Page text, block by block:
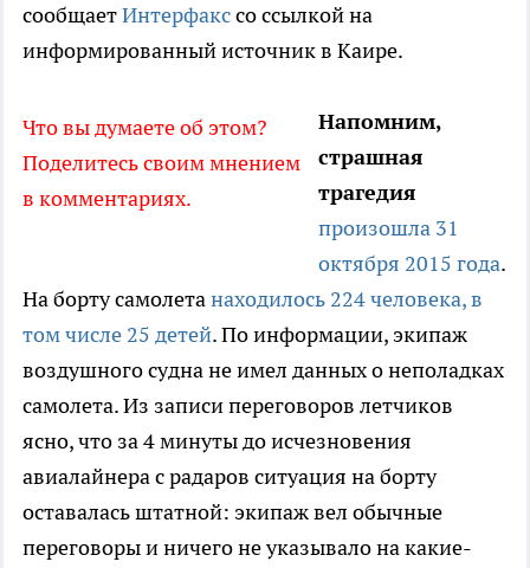
сообщаетИнтерфакссо ссылкой на
информированный источник в Каире.
Что вы думаете об этом?
Поделитесь своим мнением
в комментариях.
Напомним,
страшная
трагедия
произошла 31
октября 2015 года.
На борту самолетанаходилось 224 человека, в
том числе 25 детей. По информации, экипаж
воздушного судна не имел данных о неполадках
самолета. Из записи переговоров летчиков
ясно, что за 4 минуты до исчезновения
авиалайнера с радаров ситуация на борту
оставалась штатной: экипаж вел обычные
переговоры и ничего не указывало на какие-